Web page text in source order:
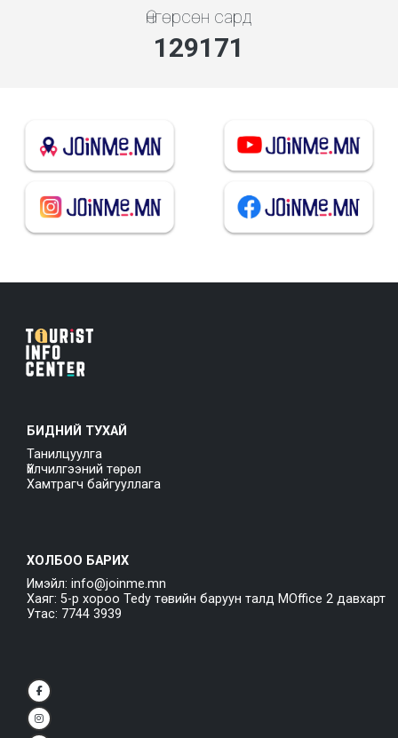
Өнгөрсөн сард
138398
БИДНИЙ ТУХАЙ
Танилцуулга
Үйлчилгээний төрөл
Хамтрагч байгууллага
ХОЛБОО БАРИХ
Имэйл: info@joinme.mn
Хаяг: 5-р хороо Tedy төвийн баруун талд MOffice 2 давхарт
Утас: 7744 3939